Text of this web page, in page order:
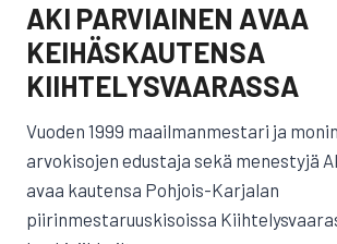
AKI PARVIAINEN AVAA
KEIHÄSKAUTENSA
KIIHTELYSVAARASSA
Vuoden 1999 maailmanmestari ja
arvokisojen edustaja sekä menestyjä
avaa kautensa Pohjois-Karjalan
piirinmestaruuskisoissa